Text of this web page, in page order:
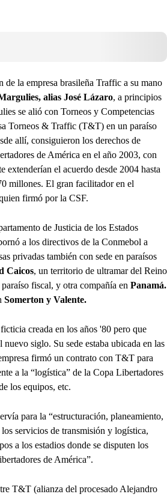
de la empresa brasileña Traffic a su mano
alias José Lázaro, a principios
se alió con Torneos y Competencias
Torneos & Traffic (T&T) en un paraíso
allí, consiguieron los derechos de
de América en el año 2003, con
extenderían el acuerdo desde 2004 hasta
millones. El gran facilitador en el
firmó por la CSF.
de Justicia de los Estados
a los directivos de la Conmebol a
privadas también con sede en paraísos
Caicos, un territorio de ultramar del Reino
fiscal, y otra compañía en Panamá.
Somerton y Valente.
creada en los años '80 pero que
siglo. Su sede estaba ubicada en las
firmó un contrato con T&T para
a la “logística” de la Copa Libertadores
los equipos, etc.
para la “estructuración, planeamiento,
servicios de transmisión y logística,
a los estadios donde se disputen los
de América”.
T&T (alianza del procesado Alejandro